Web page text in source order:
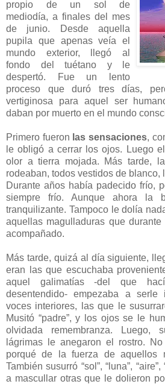
propio de un sol de
mediodía, a finales del mes
de junio. Desde aquella
pupila que apenas veía el
mundo exterior, llegó al
fondo del tuétano y le
despertó. Fue un lento
proceso que duró tres días,
vertiginosa para aquel ser
daban por muerto en el mundo
Primero fueron las sensaciones,
le obligó a cerrar los ojos. Luego
olor a tierra mojada. Más tarde,
rodeaban, todos vestidos de blanco,
Durante años había padecido frío,
siempre frío. Aunque ahora la
tranquilizante. Tampoco le dolía
aquellas magulladuras que
acompañado.
Más tarde, quizá al día siguiente,
eran las que escuchaba
aquel galimatías -del que
desentendido- empezaba a serle
voces interiores, las que le
Musitó “padre”, y los ojos se le
olvidada remembranza. Luego,
lágrimas le anegaron el rostro.
porqué de la fuerza de aquellos
También susurró “sol”, “luna”,
a mascullar otras que le dolieron